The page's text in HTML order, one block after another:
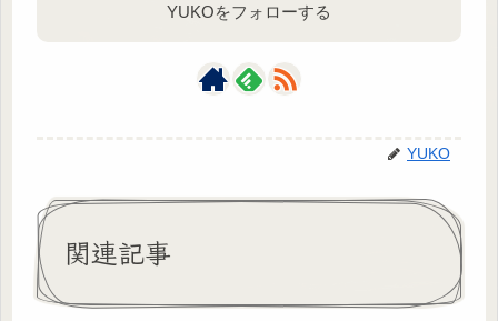
YUKOをフォローする
YUKO
関連記事